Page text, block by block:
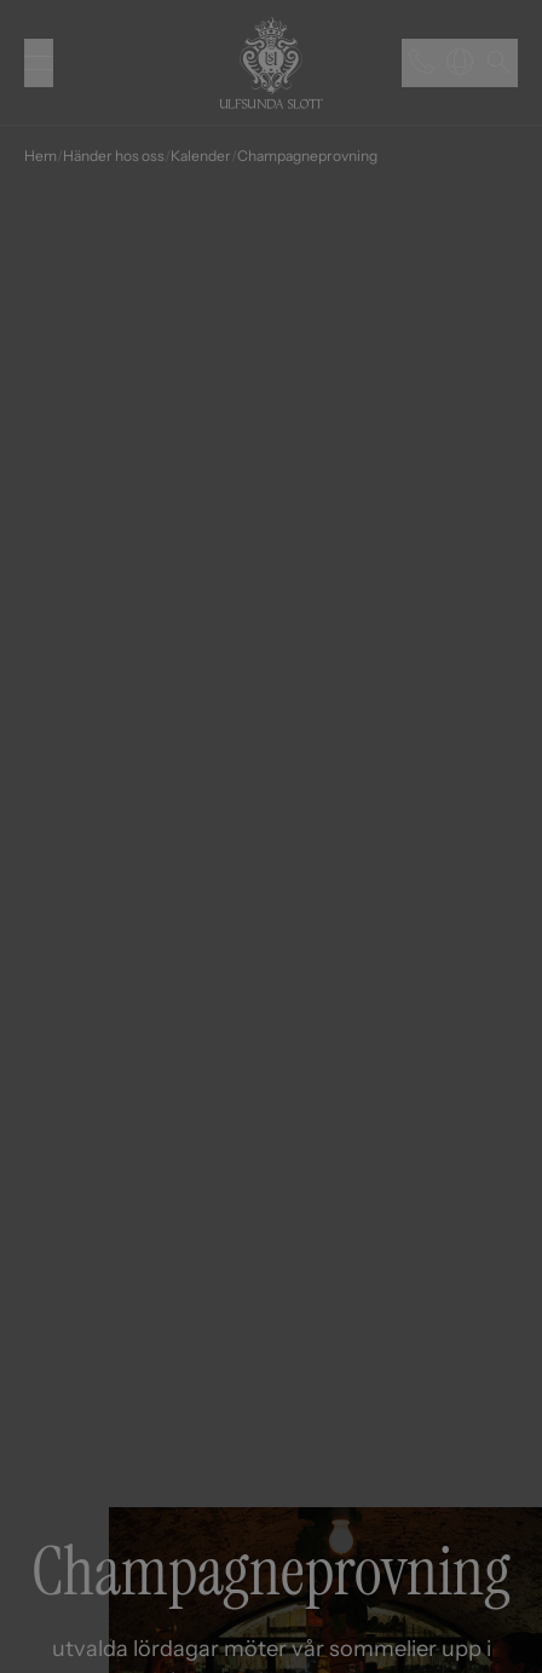
Hem Händer hos oss Kalender Champagne­provning
Champagne­provning
utvalda lördagar möter vår sommelier upp i